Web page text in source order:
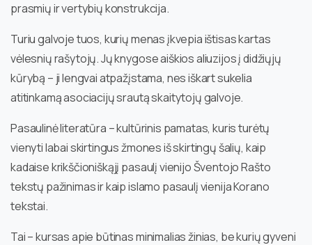
prasmių ir vertybių konstrukcija.
Turiu galvoje tuos, kurių menas įkvepia ištisas kartas
vėlesnių rašytojų. Jų knygose aiškios aliuzijos į didžiųjų
kūrybą – ji lengvai atpažįstama, nes iškart sukelia
atitinkamą asociacijų srautą skaitytojų galvoje.
Pasaulinė literatūra – kultūrinis pamatas, kuris turėtų
vienyti labai skirtingus žmones iš skirtingų šalių, kaip
kadaise krikščioniškąjį pasaulį vienijo Šventojo Rašto
tekstų pažinimas ir kaip islamo pasaulį vienija Korano
tekstai.
Tai – kursas apie būtinas minimalias žinias, be kurių gyveni